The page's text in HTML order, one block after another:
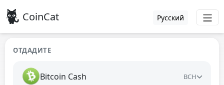
CoinCat Русский
ОТДАДИТЕ
Bitcoin Cash BCH